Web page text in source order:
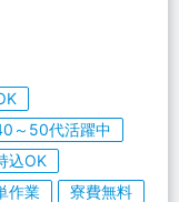
～50代活躍中
込OK
作業 寮費無料